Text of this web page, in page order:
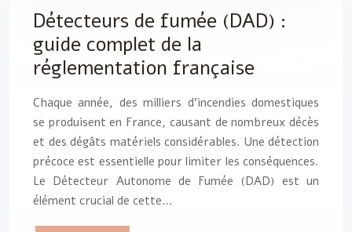
Détecteurs de fumée (DAD) :
guide complet de la
réglementation française
Chaque année, des milliers d’incendies domestiques
se produisent en France, causant de nombreux décès
et des dégâts matériels considérables. Une détection
précoce est essentielle pour limiter les conséquences.
Le Détecteur Autonome de Fumée (DAD) est un
élément crucial de cette…